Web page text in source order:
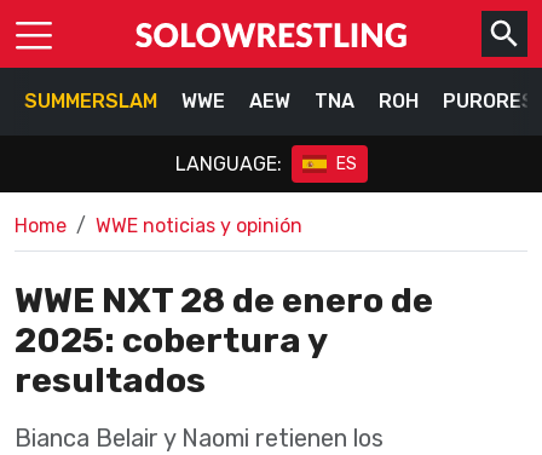
SUMMERSLAM WWE AEW TNA ROH
LANGUAGE: ES
Home WWE noticias y opinión
WWE NXT 28 de enero de
2025: cobertura y
resultados
Bianca Belair y Naomi retienen los